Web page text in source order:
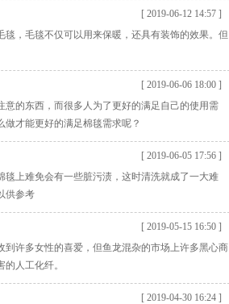
[ 2019-06-12 14:57 ]
，毛毯不仅可以用来保暖，还具有装饰的效果。但
[ 2019-06-06 18:00 ]
的东西，而很多人为了更好的满足自己的使用需
才能更好的满足棉毯需求呢？
[ 2019-06-05 17:56 ]
上难免会有一些脏污渍，这时清洗就成了一大难
供参考
[ 2019-05-15 16:50 ]
许多女性的喜爱，但鱼龙混杂的市场上许多黑心商
人工化纤。
[ 2019-04-30 16:24 ]